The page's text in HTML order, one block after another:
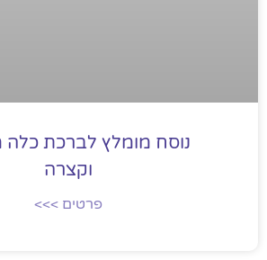
נוסח מומלץ לברכת כלה
וקצרה
פרטים >>>